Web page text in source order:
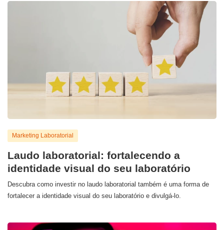
Marketing Laboratorial
Laudo laboratorial: fortalecendo a
identidade visual do seu laboratório
Descubra como investir no laudo laboratorial também é uma forma de
fortalecer a identidade visual do seu laboratório e divulgá-lo.